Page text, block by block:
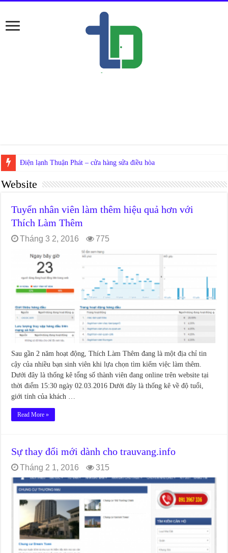
Website
Tuyển nhân viên làm thêm hiệu quả hơn với
Thích Làm Thêm
Tháng 3 2, 2016 775
Sau gần 2 năm hoạt động, Thích Làm Thêm đang là một địa chỉ tin
cậy của nhiều bạn sinh viên khi lựa chọn tìm kiếm việc làm thêm.
Dưới đây là thống kê tổng số thành viên đang online trên website tại
thời điểm 15:30 ngày 02.03.2016 Dưới đây là thống kê về độ tuổi,
giới tính của khách …
Read More »
Sự thay đổi mới dành cho trauvang.info
Tháng 2 1, 2016 315